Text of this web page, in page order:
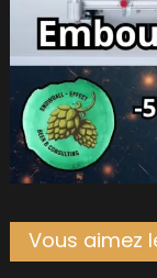
Vous aimez